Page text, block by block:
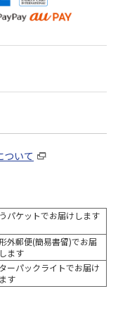
ついて
パケットでお届けします
外郵便(簡易書留)でお届
ます
ーパックライトでお届け
す